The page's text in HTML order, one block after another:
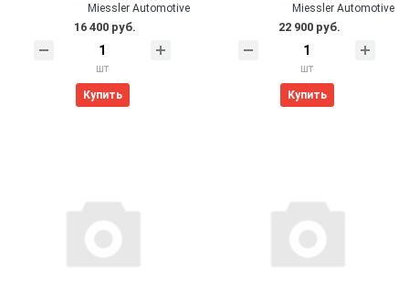
Miessler Automotive
16 400 руб.
шт
Купить
Miessler Automotive
22 900 руб.
шт
Купить